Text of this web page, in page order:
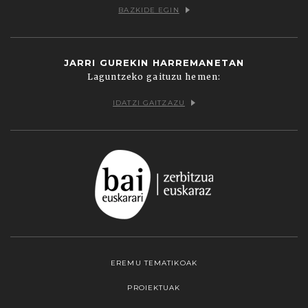
BAZKIDE EGIN
JARRI GUREKIN HARREMANETAN
Laguntzeko gaituzu hemen:
IDATZI GAITZAZU
EREMU TEMATIKOAK
PROIEKTUAK